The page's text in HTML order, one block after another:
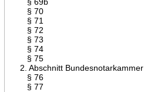
§ 70
§ 71
§ 72
§ 73
§ 74
§ 75
2. Abschnitt Bundesnotarkammer
§ 76
§ 77